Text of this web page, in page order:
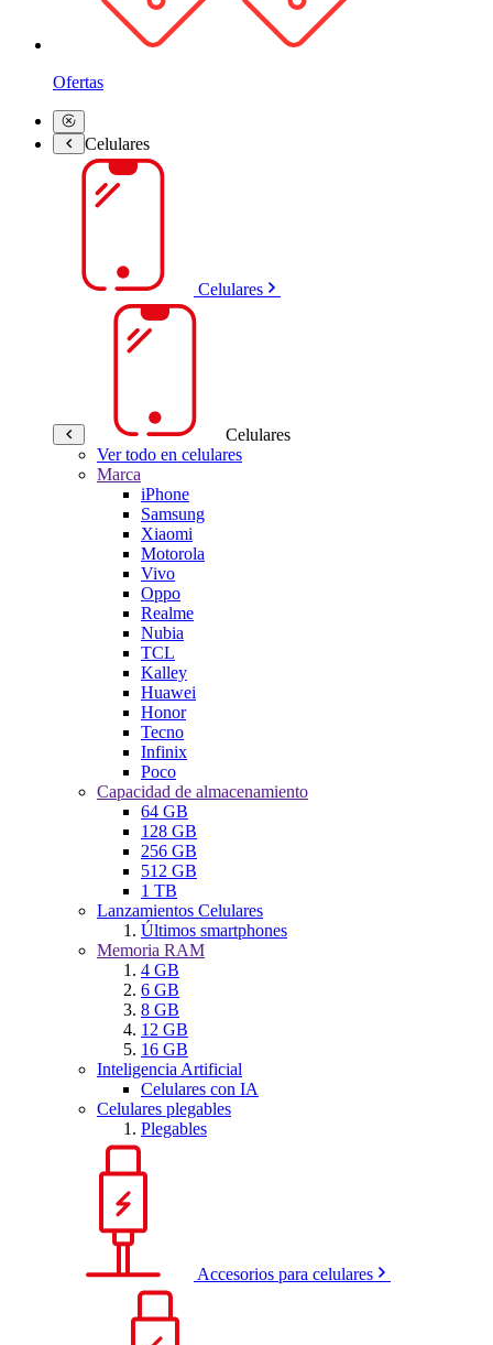
Ofertas
Celulares
Celulares
Celulares
Ver todo en celulares
Marca
iPhone
Samsung
Xiaomi
Motorola
Vivo
Oppo
Realme
Nubia
TCL
Kalley
Huawei
Honor
Tecno
Infinix
Poco
Capacidad de almacenamiento
64 GB
128 GB
256 GB
512 GB
1 TB
Lanzamientos Celulares
Últimos smartphones
Memoria RAM
4 GB
6 GB
8 GB
12 GB
16 GB
Inteligencia Artificial
Celulares con IA
Celulares plegables
Plegables
Accesorios para celulares